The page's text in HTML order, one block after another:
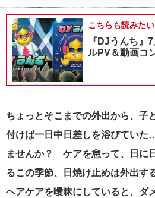
こちらも読みたい
『DJうんち』
ルPV＆動画コ
ちょっとそこまでの外出から、子
付けば一日中日差しを浴びてい
ませんか？ ケアを怠って、日に
るこの季節、日焼け止めは外出す
ヘアケアを曖昧にしていると、ダ